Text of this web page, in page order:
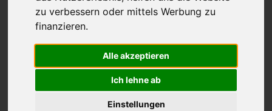
zu verbessern oder mittels Werbung zu
finanzieren.
Alle akzeptieren
Ich lehne ab
Einstellungen
Planungen der Ortsumgehungen
Enzisreute und Gaisbeuren haben
begonnen